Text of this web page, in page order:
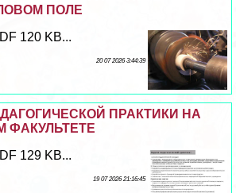
ПОЛЕ
120 KB...
20 07 2026 3:44:39
ПРАКТИКИ НА
ФАКУЛЬТЕТЕ
129 KB...
19 07 2026 21:16:45